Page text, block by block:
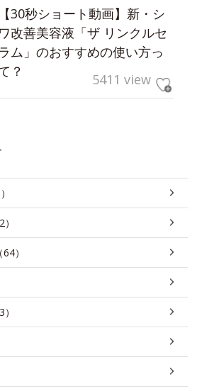
【30秒ショート動画】新・シ
ワ改善美容液「ザ リンクルセ
ラム」のおすすめの使い方っ
？
5411 view
）